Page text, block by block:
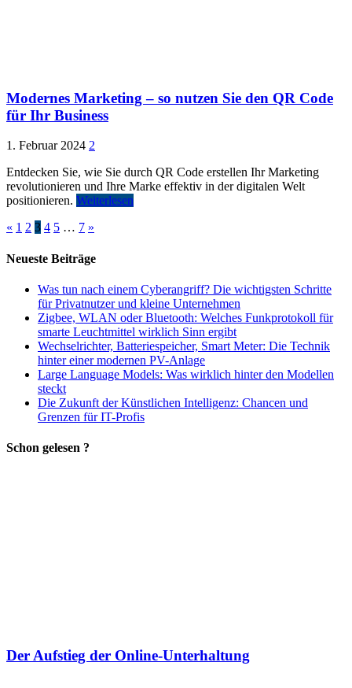
Modernes Marketing – so nutzen Sie den QR Code
für Ihr Business
1. Februar 2024 2
Entdecken Sie, wie Sie durch QR Code erstellen Ihr Marketing
revolutionieren und Ihre Marke effektiv in der digitalen Welt
positionieren. Weiterlesen
« 1 2 3 4 5 … 7 »
Neueste Beiträge
Was tun nach einem Cyberangriff? Die wichtigsten Schritte
für Privatnutzer und kleine Unternehmen
Zigbee, WLAN oder Bluetooth: Welches Funkprotokoll für
smarte Leuchtmittel wirklich Sinn ergibt
Wechselrichter, Batteriespeicher, Smart Meter: Die Technik
hinter einer modernen PV-Anlage
Large Language Models: Was wirklich hinter den Modellen
steckt
Die Zukunft der Künstlichen Intelligenz: Chancen und
Grenzen für IT-Profis
Schon gelesen ?
Der Aufstieg der Online-Unterhaltung